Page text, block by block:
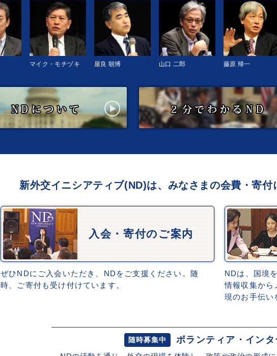
マイク・モチヅキ 屋良 朝博 山口 二郎 藤原 帰一
新外交イニシアティブ(ND)は、みなさまの会費・寄付
入会・寄付のご案内
ぜひNDにご入会いただき、NDをご支援ください。随
時、ご寄付も受け付けています。
NDは、国境
情報収集から
現のお手伝い
随時募集中 ボランティア・イン